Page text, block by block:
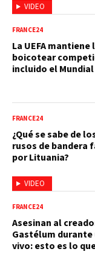
VIDEO
FRANCE24
La UEFA
boicotear
incluido el Mundial
VIDEO
FRANCE24
¿Qué se sabe de
rusos de bandera
por Lituania?
FRANCE24
Asesinan al
Gastélum
vivo: esto es lo